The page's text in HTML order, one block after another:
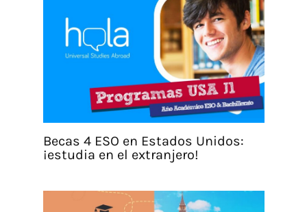
Becas 4 ESO en Estados Unidos:
¡estudia en el extranjero!